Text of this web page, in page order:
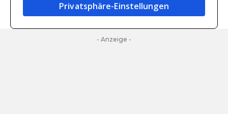
Privatsphäre-Einstellungen
- Anzeige -